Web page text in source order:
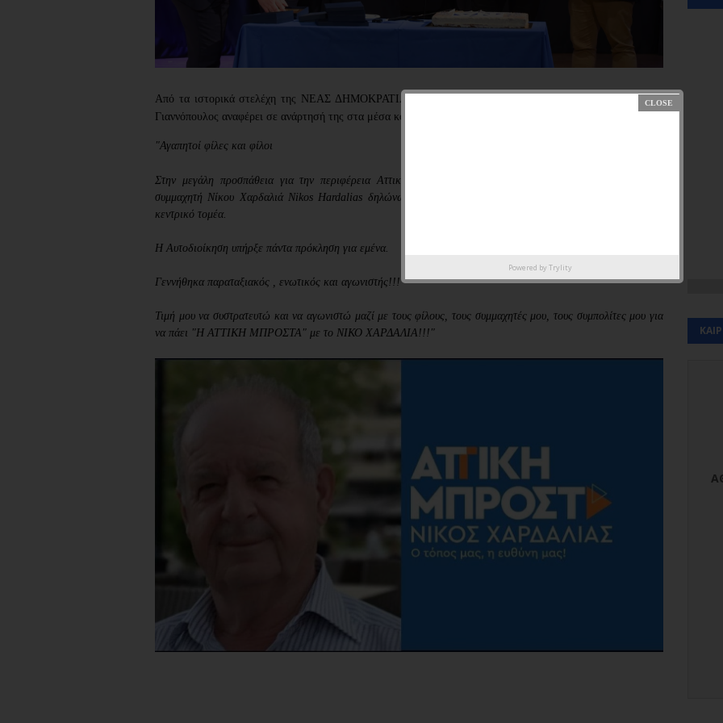
Από τα ιστορικά στελέχη της ΝΕΑΣ ΔΗΜΟΚΡΑΤΙΑΣ στην Ηλιούπολη ο οικονομολόγος κος Παρασκευάς
Γιαννόπουλος αναφέρει σε ανάρτησή της στα μέσα κοινωνικής δικτύωσης:
"Αγαπητοί φίλες και φίλοι
Στην μεγάλη προσπάθεια για την περιφέρεια Αττικής και στο κάλεσμα του παλιού καλού μου φίλου και
συμμαχητή Νίκου Χαρδαλιά Nikos Hardalias δηλώνω παρών και υποψήφιος περιφερειακός σύμβουλος στον
κεντρικό τομέα.
Η Αυτοδιοίκηση υπήρξε πάντα πρόκληση για εμένα.
Γεννήθηκα παραταξιακός , ενωτικός και αγωνιστής!!!
Τιμή μου να συστρατευτώ και να αγωνιστώ μαζί με τους φίλους, τους συμμαχητές μου, τους συμπολίτες μου για
να πάει "Η ΑΤΤΙΚΗ ΜΠΡΟΣΤΑ" με το ΝΙΚΟ ΧΑΡΔΑΛΙΑ!!!"
Powered byTrylity